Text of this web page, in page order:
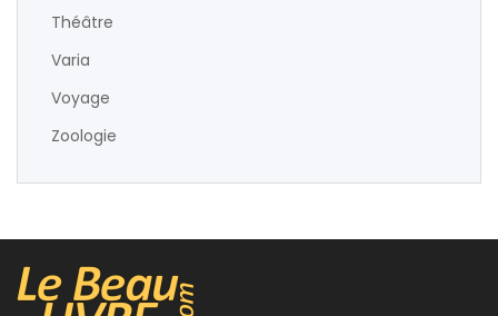
Théâtre
Varia
Voyage
Zoologie